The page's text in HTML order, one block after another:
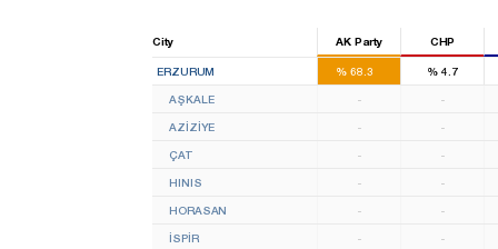
City AK Party CHP
ERZURUM % 68.3
6
% 4.7
AŞKALE - -
AZİZİYE - -
ÇAT - -
HINIS - -
HORASAN - -
İSPİR - -